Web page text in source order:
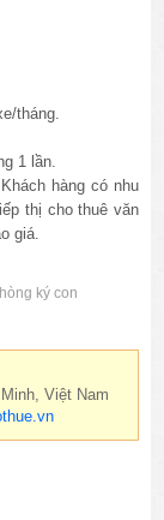
tháng.
1 lần.
hàng có nhu
thị cho thuê văn
giá.
ký con
Việt Nam